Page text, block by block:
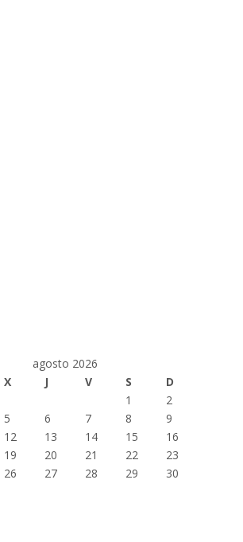
agosto 2026
X J V S
D
1
2
5 6 7 8
9
12 13 14 15
16
19 20 21 22
23
26 27 28 29
30